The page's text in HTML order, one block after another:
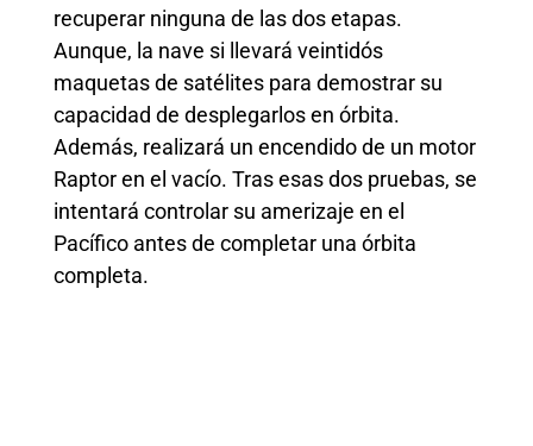
recuperar ninguna de las dos etapas.
Aunque, la nave si llevará veintidós
maquetas de satélites para demostrar su
capacidad de desplegarlos en órbita.
Además, realizará un encendido de un motor
Raptor en el vacío. Tras esas dos pruebas, se
intentará controlar su amerizaje en el
Pacífico antes de completar una órbita
completa.